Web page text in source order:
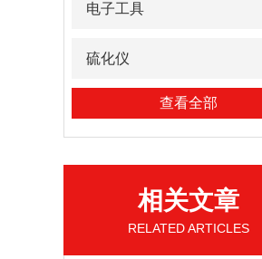
电子工具
硫化仪
查看全部
相关文章
RELATED ARTICLES